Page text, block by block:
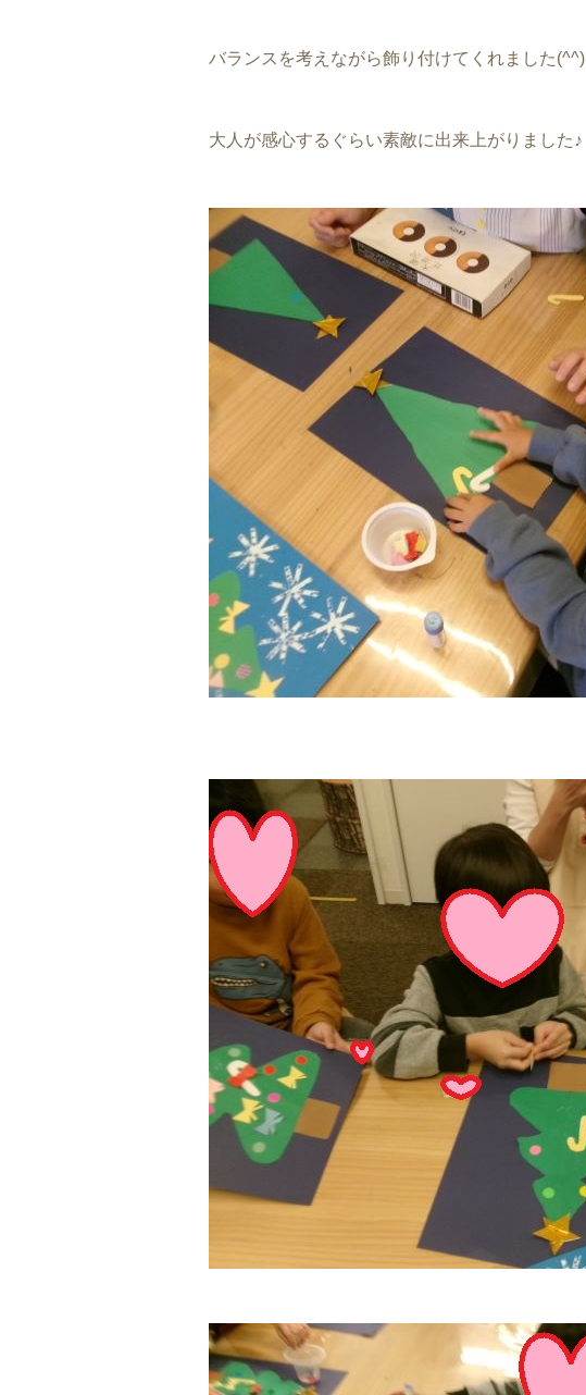
バランスを考えながら飾り付けてくれました(^^)
大人が感心するぐらい素敵に出来上がりました♪